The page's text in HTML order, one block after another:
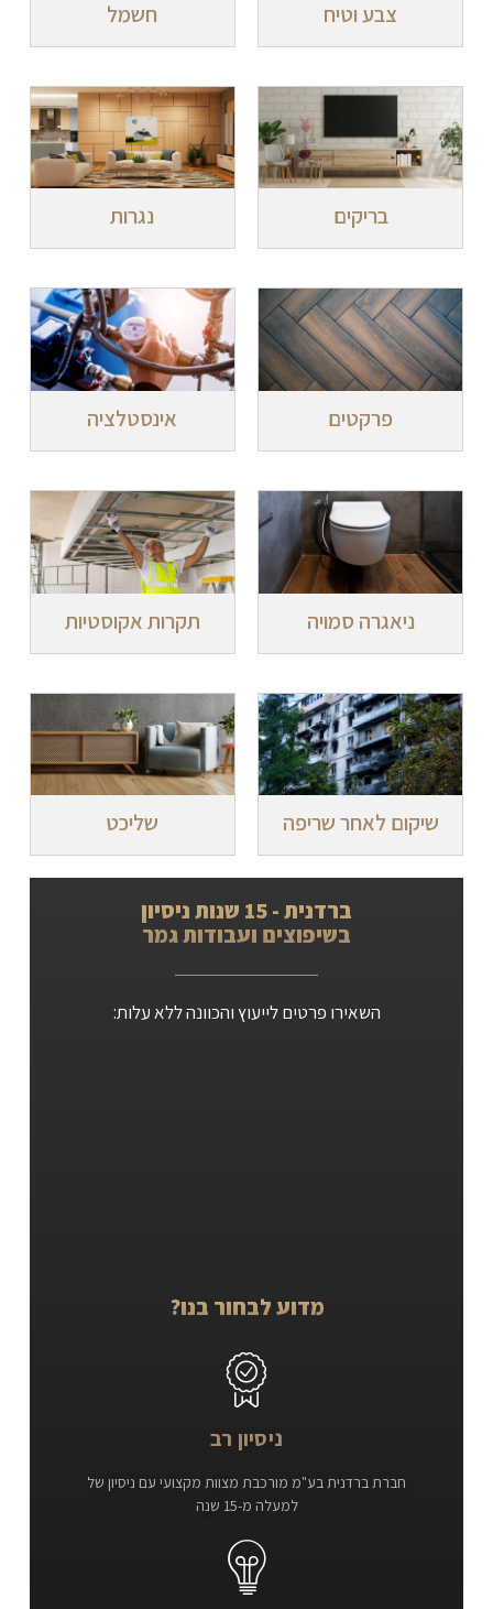
צבע וטיח חשמל
בריקים נגרות
פרקטים אינסטלציה
ניאגרה סמויה תקרות אקוסטיות
שיקום לאחר שריפה שליכט
ברדנית - 15 שנות ניסיון
בשיפוצים ועבודות גמר
השאירו פרטים לייעוץ והכוונה ללא עלות:
מדוע לבחור בנו?
ניסיון רב
חברת ברדנית בע"מ מורכבת מצוות מקצועי עם ניסיון של
למעלה מ-15 שנה